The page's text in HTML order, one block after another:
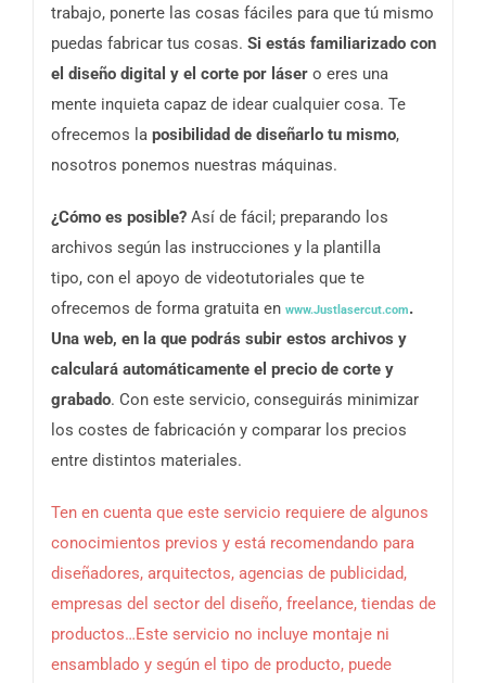
trabajo, ponerte las cosas fáciles para que tú mismo
puedas fabricar tus cosas. Si estás familiarizado con
el diseño digital y el corte por lásero eres una
mente inquieta capaz de idear cualquier cosa. Te
ofrecemos la posibilidad de diseñarlo tu mismo,
nosotros ponemos nuestras máquinas.
¿Cómo es posible?Así de fácil; preparando los
archivos según las instrucciones y la plantilla
tipo, con el apoyo de videotutoriales que te
ofrecemos de forma gratuita en www.Justlasercut.com.
Una web, en la que podrás subir estos archivos y
calculará automáticamente el precio de corte y
grabado. Con este servicio, conseguirás minimizar
los costes de fabricación y comparar los precios
entre distintos materiales.
Ten en cuenta que este servicio requiere de algunos
conocimientos previos y está recomendando para
diseñadores, arquitectos, agencias de publicidad,
empresas del sector del diseño, freelance, tiendas de
productos…Este servicio no incluye montaje ni
ensamblado y según el tipo de producto, puede